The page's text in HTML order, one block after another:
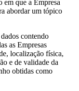
em que a Empresa
abordar um tópico
contendo
as Empresas
localização física,
e de validade da
obtidas como